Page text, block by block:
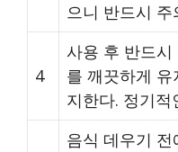
으니 반드시
4
사용 후 반드
를 깨끗하게
지한다. 정기
음식 데우기